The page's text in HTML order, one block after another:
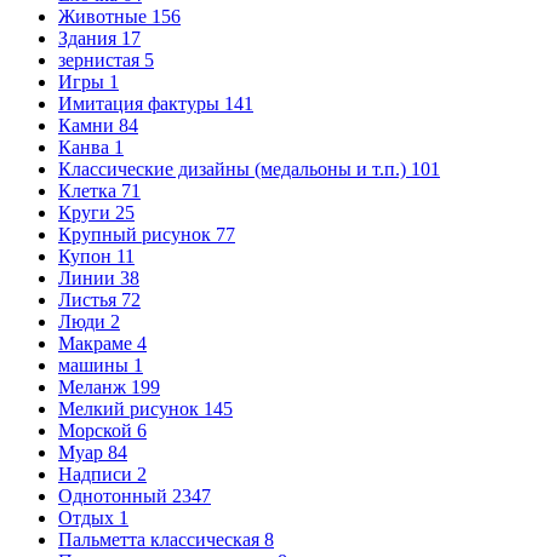
Животные 156
Здания 17
зернистая 5
Игры 1
Имитация фактуры 141
Камни 84
Канва 1
Классические дизайны (медальоны и т.п.) 101
Клетка 71
Круги 25
Крупный рисунок 77
Купон 11
Линии 38
Листья 72
Люди 2
Макраме 4
машины 1
Меланж 199
Мелкий рисунок 145
Морской 6
Муар 84
Надписи 2
Однотонный 2347
Отдых 1
Пальметта классическая 8